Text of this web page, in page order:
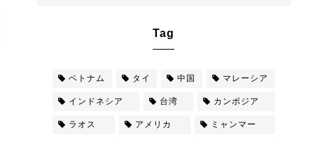
Tag
ベトナム タイ 中国 マレーシア
インドネシア 台湾 カンボジア
ラオス アメリカ ミャンマー